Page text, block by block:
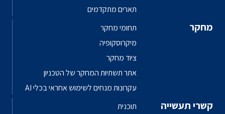
תארים מתקדמים
מחקר
תחומי מחקר
מיקרוסקופיה
ציוד מחקר
אתר תשתיות המחקר של הטכניון
עקרונות מנחים לשימוש אחראי בכלי AI
קשרי תעשייה
תוכנית